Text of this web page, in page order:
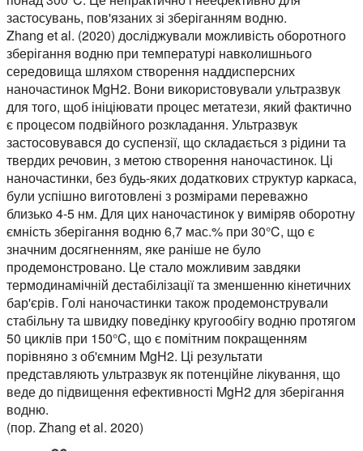
застосувань, пов'язаних зі зберіганням водню.
Zhang et al. (2020) досліджували можливість оборотного
зберігання водню при температурі навколишнього
середовища шляхом створення наддисперсних
наночастинок MgH2. Вони використовували ультразвук
для того, щоб ініціювати процес метатези, який фактично
є процесом подвійного розкладання. Ультразвук
застосовувався до суспензії, що складається з рідини та
твердих речовин, з метою створення наночастинок. Ці
наночастинки, без будь-яких додаткових структур каркаса,
були успішно виготовлені з розмірами переважно
близько 4-5 нм. Для цих наночастинок y виміряв оборотну
ємність зберігання водню 6,7 мас.% при 30°C, що є
значним досягненням, яке раніше не було
продемонстровано. Це стало можливим завдяки
термодинамічній дестабілізації та зменшенню кінетичних
бар'єрів. Голі наночастинки також продемонстрували
стабільну та швидку поведінку кругообігу водню протягом
50 циклів при 150°C, що є помітним покращенням
порівняно з об'ємним MgH2. Ці результати
представляють ультразвук як потенційне лікування, що
веде до підвищення ефективності MgH2 для зберігання
водню.
(пор. Zhang et al. 2020)